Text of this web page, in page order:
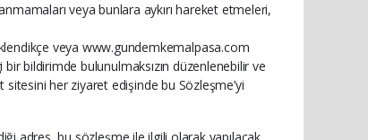
veya bunlara aykırı hareket etmeleri,
veya www.gundemkemalpasa.com
bir bildirimde bulunulmaksızın düzenlenebilir ve
sitesini her ziyaret edişinde bu Sözleşme’yi